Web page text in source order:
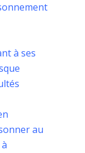
à ses
au